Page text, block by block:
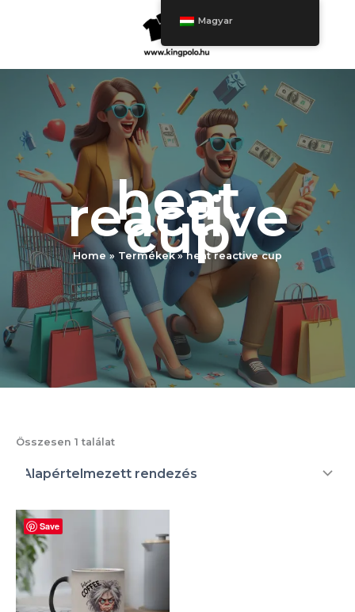
heat
reactive
cup
Home Termékek heat reactive cup
Összesen 1 találat
Save
Magyar